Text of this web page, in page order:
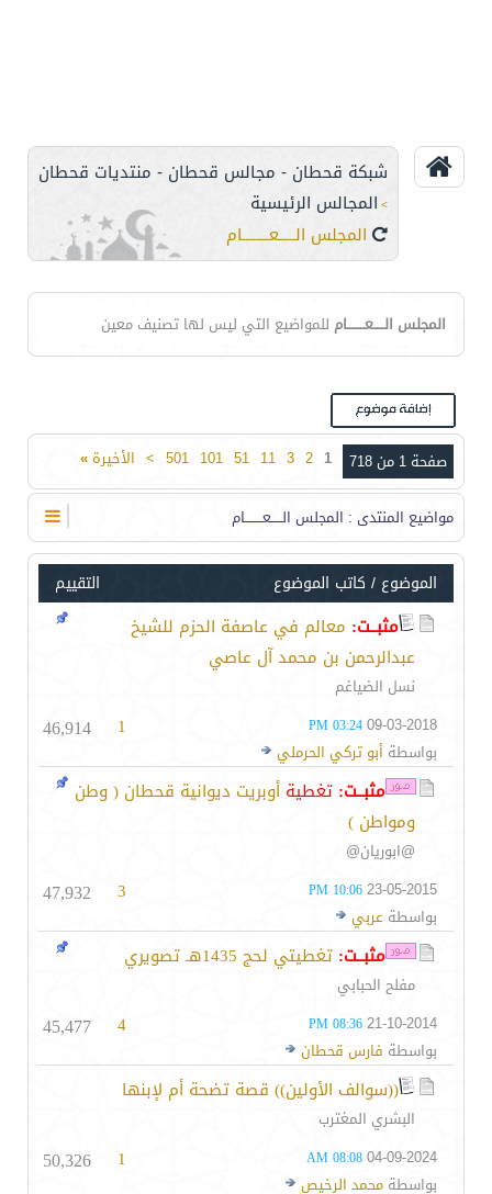
شبكة قحطان - مجالس قحطان - منتديات قحطان
> المجالس الرئيسية
المجلس الـــــعــــــــام
المجلس الـــــعــــــــام للمواضيع التي ليس لها تصنيف معين
صفحة 1 من 718 1
2
3
11
51
101
501
> الأخيرة»
مواضيع المنتدى : المجلس الـــــعــــــــام
التقييم الموضوع / كاتب الموضوع
مثبــت: معالم في عاصفة الحزم للشيخ
عبدالرحمن بن محمد آل عاصي
نسل الضياغم
09-03-2018
03:24 PM
بواسطة أبو تركي الحرملي
1
46,914
مثبــت: تغطية أوبريت ديوانية قحطان ( وطن
ومواطن )
@ابوريان@
23-05-2015
10:06 PM
بواسطة عربي
3
47,932
مثبــت: تغطيتي لحج 1435هـ تصويري
مفلح الحبابي
21-10-2014
08:36 PM
بواسطة فارس قحطان
4
45,477
((سوالف الأولين)) قصة تضحة أم لإبنها
البشري المغترب
04-09-2024
08:08 AM
بواسطة محمد الرخيص
1
50,326